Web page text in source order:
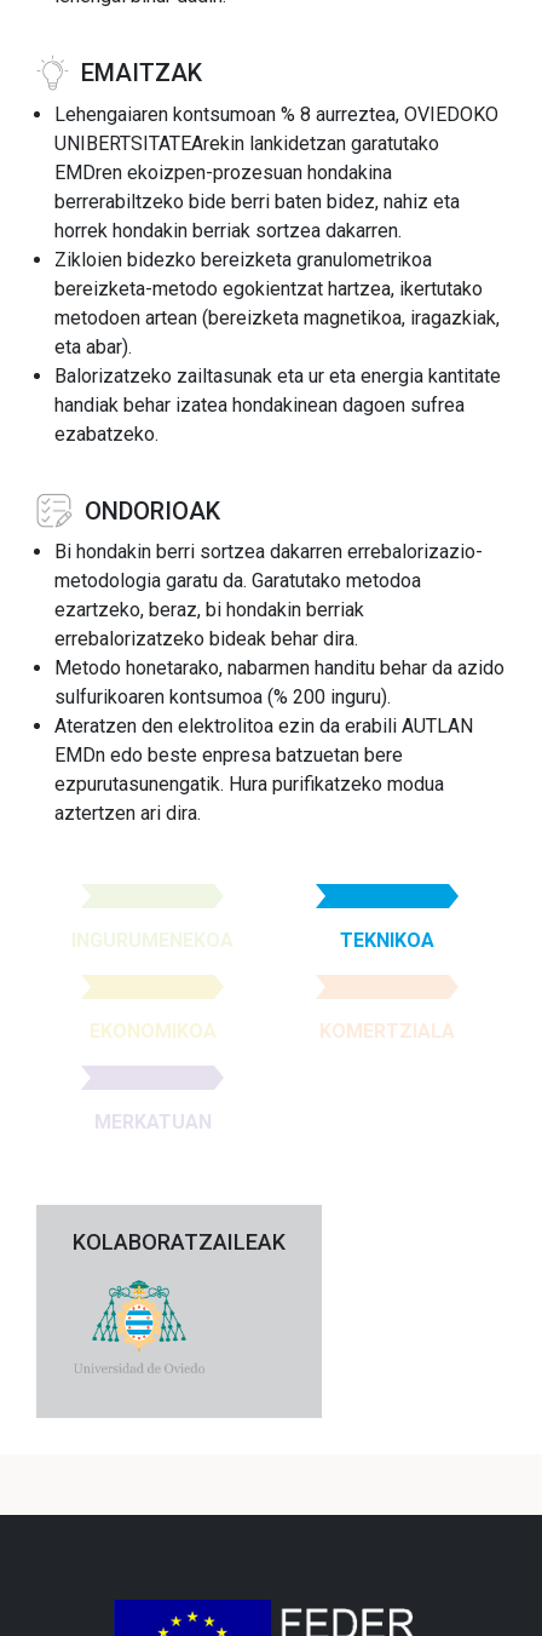
EMAITZAK
Lehengaiaren kontsumoan % 8 aurreztea, OVIEDOKO
UNIBERTSITATEArekin lankidetzan garatutako
EMDren ekoizpen-prozesuan hondakina
berrerabiltzeko bide berri baten bidez, nahiz eta
horrek hondakin berriak sortzea dakarren.
Zikloien bidezko bereizketa granulometrikoa
bereizketa-metodo egokientzat hartzea, ikertutako
metodoen artean (bereizketa magnetikoa, iragazkiak,
eta abar).
Balorizatzeko zailtasunak eta ur eta energia kantitate
handiak behar izatea hondakinean dagoen sufrea
ezabatzeko.
ONDORIOAK
Bi hondakin berri sortzea dakarren errebalorizazio-
metodologia garatu da. Garatutako metodoa
ezartzeko, beraz, bi hondakin berriak
errebalorizatzeko bideak behar dira.
Metodo honetarako, nabarmen handitu behar da azido
sulfurikoaren kontsumoa (% 200 inguru).
Ateratzen den elektrolitoa ezin da erabili AUTLAN
EMDn edo beste enpresa batzuetan bere
ezpurutasunengatik. Hura purifikatzeko modua
aztertzen ari dira.
INGURUMENEKOA TEKNIKOA
EKONOMIKOA KOMERTZIALA
MERKATUAN
KOLABORATZAILEAK